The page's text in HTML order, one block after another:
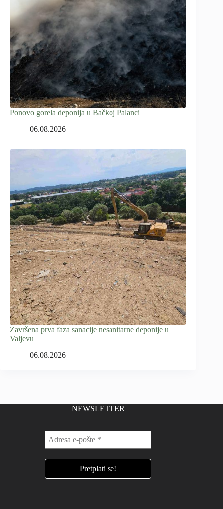
Ponovo gorela deponija u Bačkoj Palanci
06.08.2026
Završena prva faza sanacije nesanitarne deponije u
Valjevu
06.08.2026
NEWSLETTER